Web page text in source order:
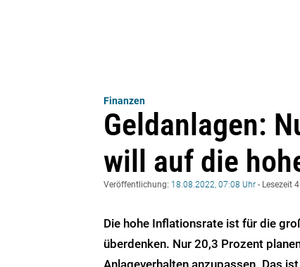
Finanzen
Geldanlagen:
will auf die
Veröffentlichung: 18.08.2022, 07:08 Uhr - Lesezeit
Die hohe Inflationsrate ist für die
überdenken. Nur 20,3 Prozent